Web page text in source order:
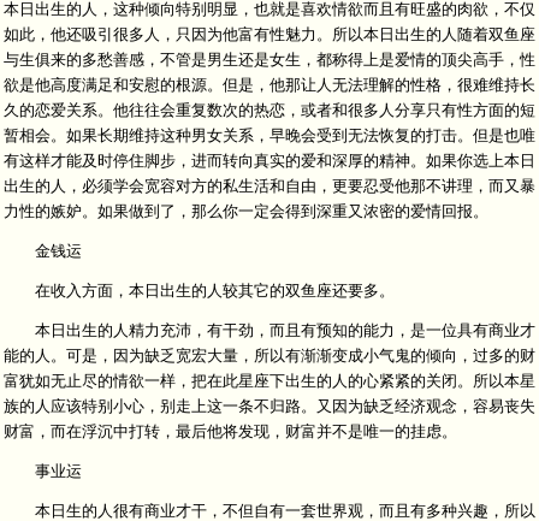
本日出生的人，这种倾向特别明显，也就是喜欢情欲而且有旺盛的肉欲，不仅
如此，他还吸引很多人，只因为他富有性魅力。所以本日出生的人随着双鱼座
与生俱来的多愁善感，不管是男生还是女生，都称得上是爱情的顶尖高手，性
欲是他高度满足和安慰的根源。但是，他那让人无法理解的性格，很难维持长
久的恋爱关系。他往往会重复数次的热恋，或者和很多人分享只有性方面的短
暂相会。如果长期维持这种男女关系，早晚会受到无法恢复的打击。但是也唯
有这样才能及时停住脚步，进而转向真实的爱和深厚的精神。如果你选上本日
出生的人，必须学会宽容对方的私生活和自由，更要忍受他那不讲理，而又暴
力性的嫉妒。如果做到了，那么你一定会得到深重又浓密的爱情回报。
金钱运
在收入方面，本日出生的人较其它的双鱼座还要多。
本日出生的人精力充沛，有干劲，而且有预知的能力，是一位具有商业才
能的人。可是，因为缺乏宽宏大量，所以有渐渐变成小气鬼的倾向，过多的财
富犹如无止尽的情欲一样，把在此星座下出生的人的心紧紧的关闭。所以本星
族的人应该特别小心，别走上这一条不归路。又因为缺乏经济观念，容易丧失
财富，而在浮沉中打转，最后他将发现，财富并不是唯一的挂虑。
事业运
本日生的人很有商业才干，不但自有一套世界观，而且有多种兴趣，所以